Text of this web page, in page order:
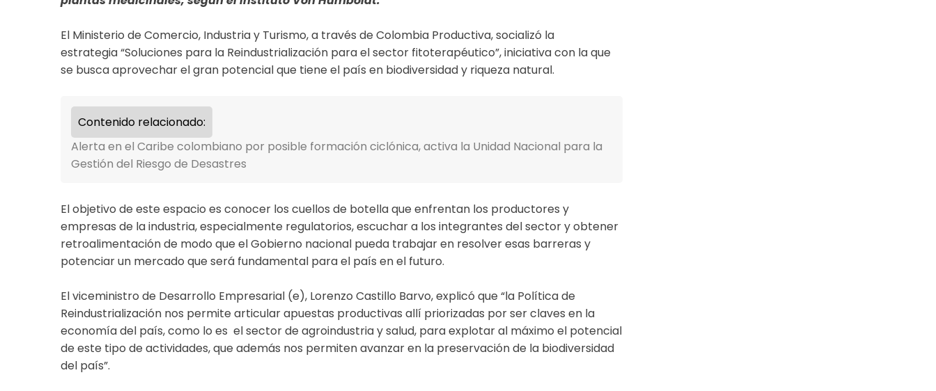
El Ministerio de Comercio, Industria y Turismo, a través de Colombia Productiva, socializó la
estrategia “Soluciones para la Reindustrialización para el sector fitoterapéutico”, iniciativa con la que
se busca aprovechar el gran potencial que tiene el país en biodiversidad y riqueza natural.
Contenido relacionado:
Alerta en el Caribe colombiano por posible formación ciclónica, activa la Unidad Nacional para la
Gestión del Riesgo de Desastres
El objetivo de este espacio es conocer los cuellos de botella que enfrentan los productores y
empresas de la industria, especialmente regulatorios, escuchar a los integrantes del sector y obtener
retroalimentación de modo que el Gobierno nacional pueda trabajar en resolver esas barreras y
potenciar un mercado que será fundamental para el país en el futuro.
El viceministro de Desarrollo Empresarial (e), Lorenzo Castillo Barvo, explicó que “la Política de
Reindustrialización nos permite articular apuestas productivas allí priorizadas por ser claves en la
economía del país, como lo es el sector de agroindustria y salud, para explotar al máximo el potencial
de este tipo de actividades, que además nos permiten avanzar en la preservación de la biodiversidad
del país”.